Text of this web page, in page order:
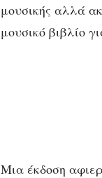
μουσικής αλλά
μουσικό βιβλίο
Μια έκδοση